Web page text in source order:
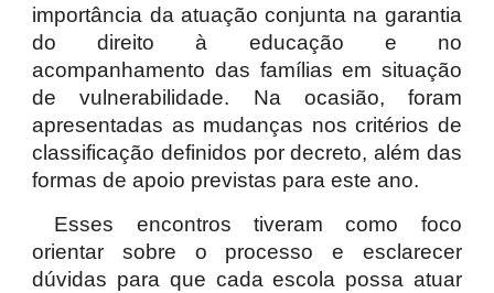
importância da atuação conjunta na garantia
do direito à educação e no
acompanhamento das famílias em situação
de vulnerabilidade. Na ocasião, foram
apresentadas as mudanças nos critérios de
classificação definidos por decreto, além das
formas de apoio previstas para este ano.
Esses encontros tiveram como foco
orientar sobre o processo e esclarecer
dúvidas para que cada escola possa atuar